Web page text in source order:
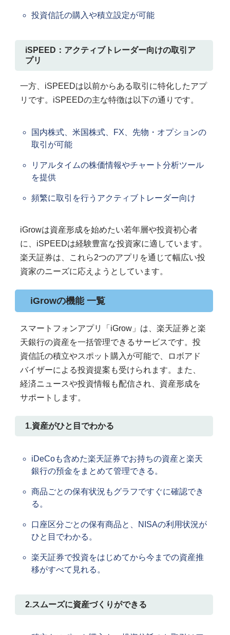
投資信託の購入や積立設定が可能
iSPEED：アクティブトレーダー向けの取引ア
プリ
一方、iSPEEDは以前からある取引に特化したアプ
リです。iSPEEDの主な特徴は以下の通りです。
国内株式、米国株式、FX、先物・オプションの
取引が可能
リアルタイムの株価情報やチャート分析ツール
を提供
頻繁に取引を行うアクティブトレーダー向け
iGrowは資産形成を始めたい若年層や投資初心者
に、iSPEEDは経験豊富な投資家に適しています。
楽天証券は、これら2つのアプリを通じて幅広い投
資家のニーズに応えようとしています。
iGrowの機能 一覧
スマートフォンアプリ「iGrow」は、楽天証券と楽
天銀行の資産を一括管理できるサービスです。投
資信託の積立やスポット購入が可能で、ロボアド
バイザーによる投資提案も受けられます。また、
経済ニュースや投資情報も配信され、資産形成を
サポートします。
1.資産がひと目でわかる
iDeCoも含めた楽天証券でお持ちの資産と楽天
銀行の預金をまとめて管理できる。
商品ごとの保有状況もグラフですぐに確認でき
る。
口座区分ごとの保有商品と、NISAの利用状況が
ひと目でわかる。
楽天証券で投資をはじめてから今までの資産推
移がすべて見れる。
2.スムーズに資産づくりができる